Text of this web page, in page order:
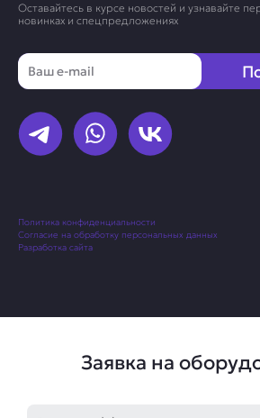
Оставайтесь в курсе новостей и узнавайте
новинках и спецпредложениях
Email
Политика конфиденциальности
Согласие на обработку персональных данных
Разработка сайта
Заявка на